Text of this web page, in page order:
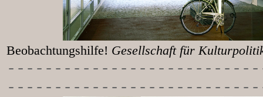
Beobachtungshilfe! Gesellschaft für
-----------